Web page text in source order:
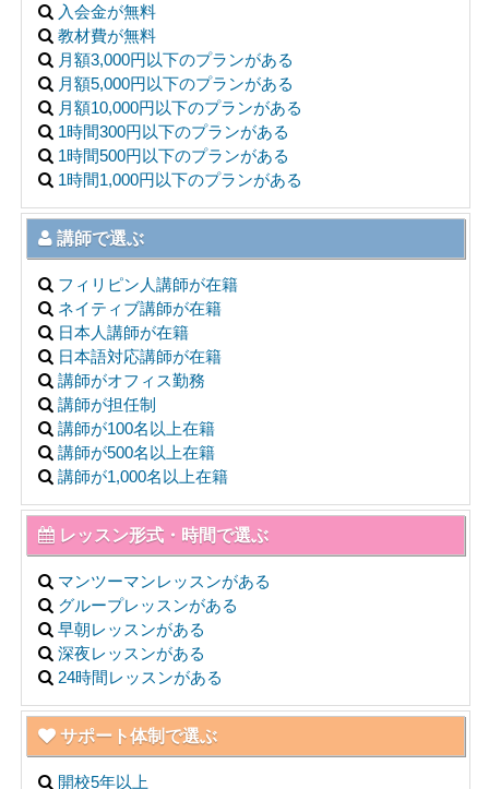
入会金が無料
教材費が無料
月額3,000円以下のプランがある
月額5,000円以下のプランがある
月額10,000円以下のプランがある
1時間300円以下のプランがある
1時間500円以下のプランがある
1時間1,000円以下のプランがある
講師で選ぶ
フィリピン人講師が在籍
ネイティブ講師が在籍
日本人講師が在籍
日本語対応講師が在籍
講師がオフィス勤務
講師が担任制
講師が100名以上在籍
講師が500名以上在籍
講師が1,000名以上在籍
レッスン形式・時間で選ぶ
マンツーマンレッスンがある
グループレッスンがある
早朝レッスンがある
深夜レッスンがある
24時間レッスンがある
サポート体制で選ぶ
開校5年以上